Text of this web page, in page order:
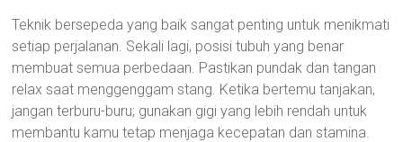
Teknik bersepeda yang baik sangat penting untuk menikmati
setiap perjalanan. Sekali lagi, posisi tubuh yang benar
membuat semua perbedaan. Pastikan pundak dan tangan
relax saat menggenggam stang. Ketika bertemu tanjakan,
jangan terburu-buru; gunakan gigi yang lebih rendah untuk
membantu kamu tetap menjaga kecepatan dan stamina.